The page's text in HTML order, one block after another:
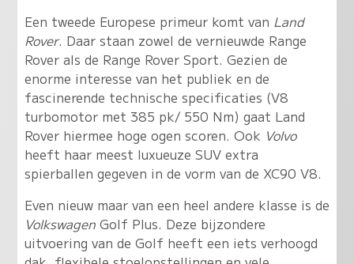
Een tweede Europese primeur komt van Land
Rover. Daar staan zowel de vernieuwde Range
Rover als de Range Rover Sport. Gezien de
enorme interesse van het publiek en de
fascinerende technische specificaties (V8
turbomotor met 385 pk/ 550 Nm) gaat Land
Rover hiermee hoge ogen scoren. Ook Volvo
heeft haar meest luxueuze SUV extra
spierballen gegeven in de vorm van de XC90 V8.
Even nieuw maar van een heel andere klasse is de
VolkswagenGolf Plus. Deze bijzondere
uitvoering van de Golf heeft een iets verhoogd